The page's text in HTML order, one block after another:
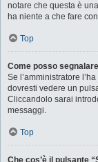
notare che questa è
ha niente a che fare
Top
Come posso
Se l’amministratore
dovresti vedere un
Cliccandolo sarai
messaggi.
Top
Che cos’è il pulsante